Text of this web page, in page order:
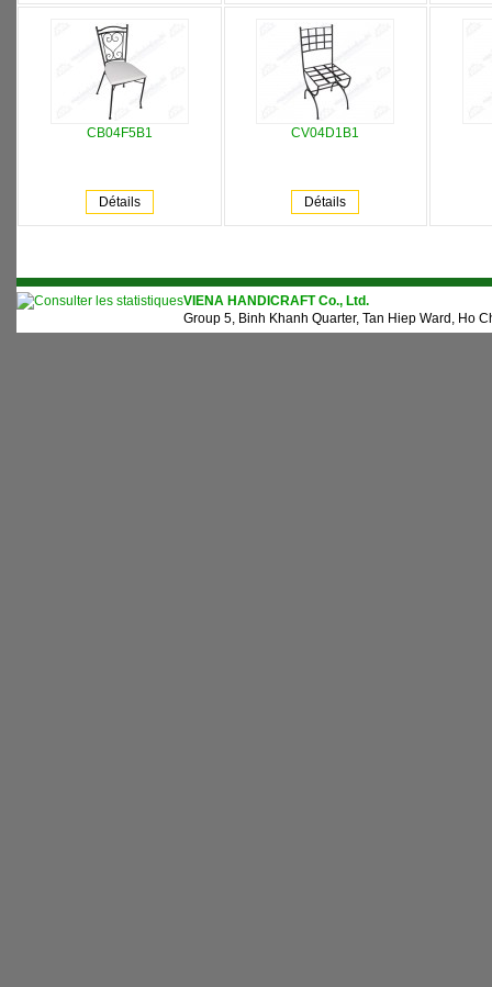
CB04F5B1
Détails
CV04D1B1
Détails
VIENA HANDICRAFT Co., Ltd.
Group 5, Binh Khanh Quarter, Tan Hiep Ward, Ho